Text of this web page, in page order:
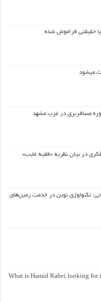
یا حقیقتی فراموش شده
میشود
مسافربری در غرب مشهد
در بیان نظریه «فقیه غایب»
تکنولوژی نوین در خدمت زمین‌های
What is Hamid Rabei looking for